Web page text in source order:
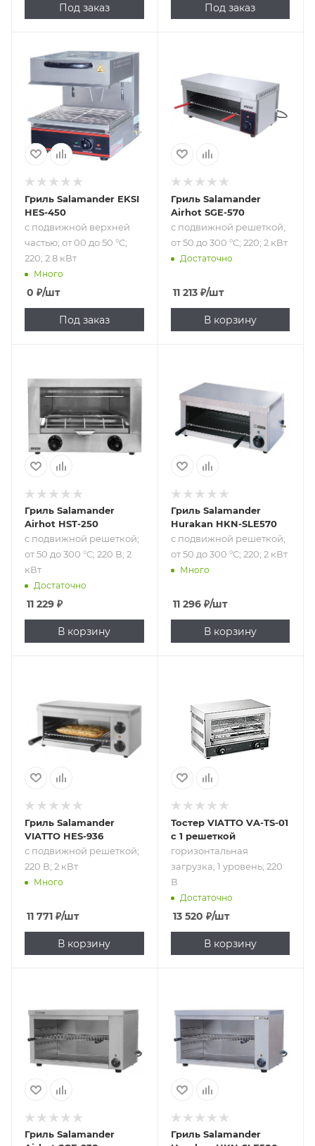
Под заказ Под заказ
Подпись к товару
с подвижной
верхней частью;
от 00 до 50 °C;
220; 2.8 кВт
Гриль Salamander EKSI
HES-450
с подвижной верхней
частью; от 00 до 50 °C;
220; 2.8 кВт
Много
0 ₽/шт
Под заказ
решеткой; от 50
до 300 °C; 220; 2
кВт
Гриль Salamander
Airhot SGE-570
с подвижной решеткой;
от 50 до 300 °C; 220; 2 кВт
Достаточно
11 213₽/шт
В корзину
с подвижной
решеткой; от 50
до 300 °C; 220 В; 2
кВт
Гриль Salamander
Airhot HST-250
с подвижной решеткой;
от 50 до 300 °C; 220 В; 2
кВт
Достаточно
11 229 ₽
В корзину
решеткой; от 50
до 300 °C; 220; 2
кВт
Гриль Salamander
Hurakan HKN-SLE570
с подвижной решеткой;
от 50 до 300 °C; 220; 2 кВт
Много
11 296₽/шт
В корзину
решеткой; 220 В;
2 кВт
Гриль Salamander
VIATTO HES-936
с подвижной решеткой;
220 В; 2 кВт
Много
11 771 ₽/шт
В корзину
загрузка; 1
уровень; 220 В
Тостер VIATTO VA-TS-01
с 1 решеткой
горизонтальная
загрузка; 1 уровень; 220
В
Достаточно
13 520 ₽/шт
В корзину
решеткой; от 50
до 300 °C; 220; 2.2
кВт
Гриль Salamander
решеткой; от 50
до 300 °C; 220; 2.2
кВт
Гриль Salamander